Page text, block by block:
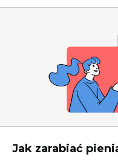
Jak zarabiać